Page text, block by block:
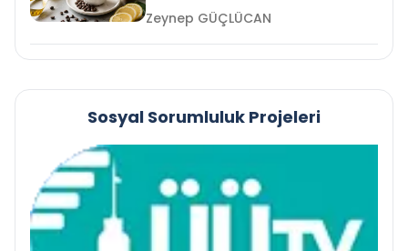
Zeynep GÜÇLÜCAN
Sosyal Sorumluluk Projeleri